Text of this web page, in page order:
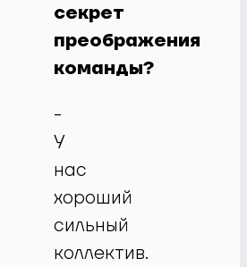
секрет
преображения
команды?
-
У
нас
хороший
сильный
коллектив.